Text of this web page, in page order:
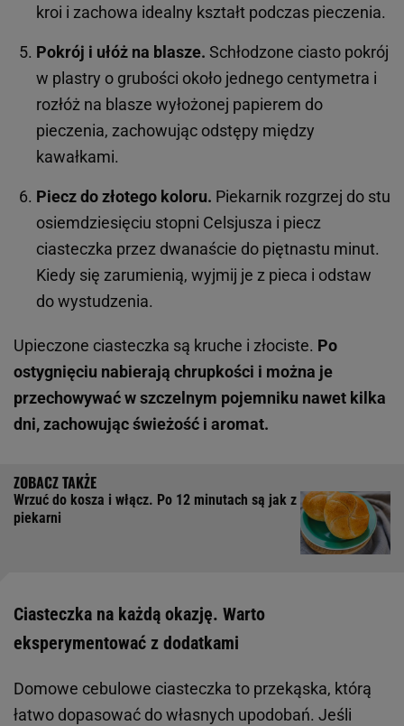
kroi i zachowa idealny kształt podczas pieczenia.
Pokrój i ułóż na blasze. Schłodzone ciasto pokrój
w plastry o grubości około jednego centymetra i
rozłóż na blasze wyłożonej papierem do
pieczenia, zachowując odstępy między
kawałkami.
Piecz do złotego koloru. Piekarnik rozgrzej do stu
osiemdziesięciu stopni Celsjusza i piecz
ciasteczka przez dwanaście do piętnastu minut.
Kiedy się zarumienią, wyjmij je z pieca i odstaw
do wystudzenia.
Upieczone ciasteczka są kruche i złociste. Po
ostygnięciu nabierają chrupkości i można je
przechowywać w szczelnym pojemniku nawet kilka
dni, zachowując świeżość i aromat.
Wrzuć do kosza i włącz. Po 12 minutach są jak z
piekarni
Ciasteczka na każdą okazję. Warto
eksperymentować z dodatkami
Domowe cebulowe ciasteczka to przekąska, którą
łatwo dopasować do własnych upodobań. Jeśli